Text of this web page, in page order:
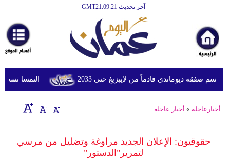
آخر تحديث GMT21:09:21
أخبارعاجلة
رياضة
ثقافة
إقتصاد
وموسيقى
النمسا تسجل أعلى صفقة ديوماندي قادماً من لايبزيغ حتى 2033
أخبارعاجلة » أخبار عاجلة
حقوقيون: الإعلان الجديد مراوغة وتضليل من مرسي
لتمرير"الدستور"